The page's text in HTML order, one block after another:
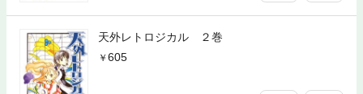
天外レトロジカル ２巻
605